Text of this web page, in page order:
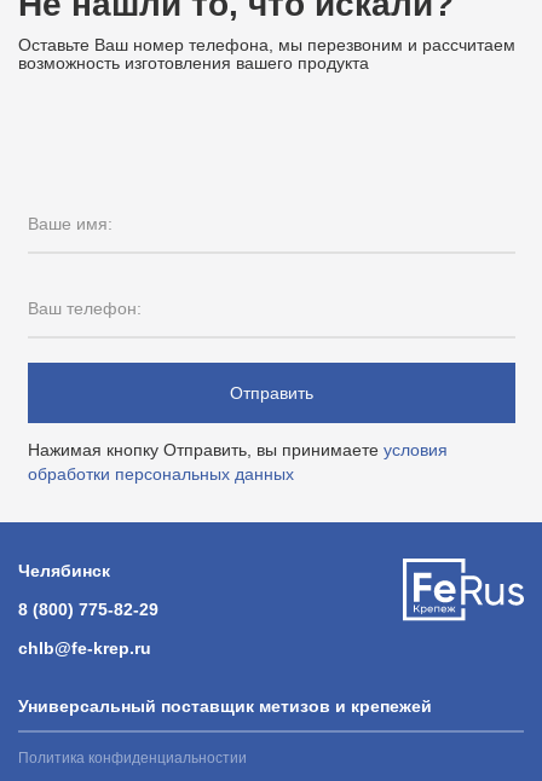
Оставьте Ваш номер телефона, мы перезвоним и рассчитаем
возможность изготовления вашего продукта
Ваше имя:
Ваш телефон:
Отправить
Нажимая кнопку Отправить, вы принимаете условия
обработки персональных данных
Челябинск
8 (800) 775-82-29
chlb@fe-krep.ru
Универсальный поставщик метизов и крепежей
Политика конфиденциальностии